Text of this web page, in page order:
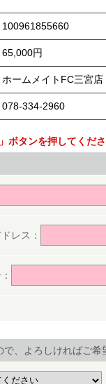
100961855660
65,000円
ホームメイトFC三宮店
078-334-2960
ボタンを押してくだ
レス：
、よろしければご